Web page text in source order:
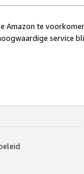
Amazon te
service